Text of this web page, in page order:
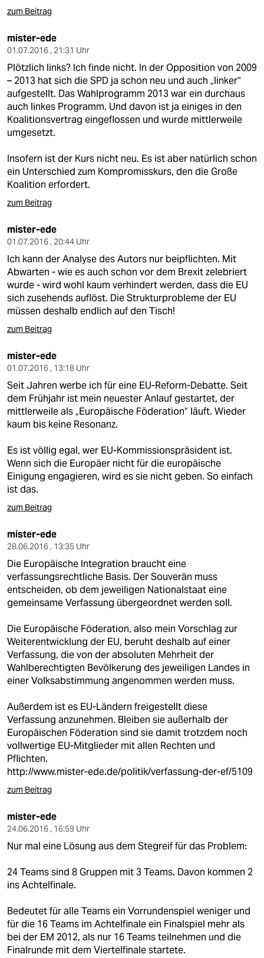
zum Beitrag
mister-ede
01.07.2016 , 21:31 Uhr
Plötzlich links? Ich finde nicht. In der Opposition von 2009
– 2013 hat sich die SPD ja schon neu und auch „linker“
aufgestellt. Das Wahlprogramm 2013 war ein durchaus
auch linkes Programm. Und davon ist ja einiges in den
Koalitionsvertrag eingeflossen und wurde mittlerweile
umgesetzt.
Insofern ist der Kurs nicht neu. Es ist aber natürlich schon
ein Unterschied zum Kompromisskurs, den die Große
Koalition erfordert.
zum Beitrag
mister-ede
01.07.2016 , 20:44 Uhr
Ich kann der Analyse des Autors nur beipflichten. Mit
Abwarten - wie es auch schon vor dem Brexit zelebriert
wurde - wird wohl kaum verhindert werden, dass die EU
sich zusehends auflöst. Die Strukturprobleme der EU
müssen deshalb endlich auf den Tisch!
zum Beitrag
mister-ede
01.07.2016 , 13:18 Uhr
Seit Jahren werbe ich für eine EU-Reform-Debatte. Seit
dem Frühjahr ist mein neuester Anlauf gestartet, der
mittlerweile als „Europäische Föderation“ läuft. Wieder
kaum bis keine Resonanz.
Es ist völlig egal, wer EU-Kommissionspräsident ist.
Wenn sich die Europäer nicht für die europäische
Einigung engagieren, wird es sie nicht geben. So einfach
ist das.
zum Beitrag
mister-ede
28.06.2016 , 13:35 Uhr
Die Europäische Integration braucht eine
verfassungsrechtliche Basis. Der Souverän muss
entscheiden, ob dem jeweiligen Nationalstaat eine
gemeinsame Verfassung übergeordnet werden soll.
Die Europäische Föderation, also mein Vorschlag zur
Weiterentwicklung der EU, beruht deshalb auf einer
Verfassung, die von der absoluten Mehrheit der
Wahlberechtigten Bevölkerung des jeweiligen Landes in
einer Volksabstimmung angenommen werden muss.
Außerdem ist es EU-Ländern freigestellt diese
Verfassung anzunehmen. Bleiben sie außerhalb der
Europäischen Föderation sind sie damit trotzdem noch
vollwertige EU-Mitglieder mit allen Rechten und
Pflichten.
http://www.mister-ede.de/politik/verfassung-der-ef/5109
zum Beitrag
mister-ede
24.06.2016 , 16:59 Uhr
Nur mal eine Lösung aus dem Stegreif für das Problem:
24 Teams sind 8 Gruppen mit 3 Teams. Davon kommen 2
ins Achtelfinale.
Bedeutet für alle Teams ein Vorrundenspiel weniger und
für die 16 Teams im Achtelfinale ein Finalspiel mehr als
bei der EM 2012, als nur 16 Teams teilnehmen und die
Finalrunde mit dem Viertelfinale startete.